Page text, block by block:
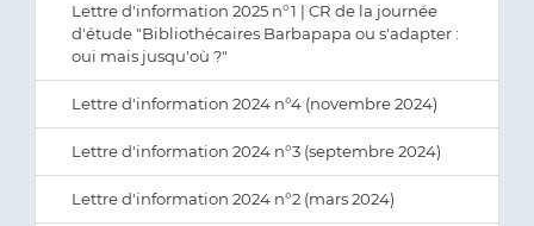
Lettre d'information 2025 n°1 | CR de la journée
d'étude "Bibliothécaires Barbapapa ou s'adapter :
oui mais jusqu'où ?"
Lettre d'information 2024 n°4 (novembre 2024)
Lettre d'information 2024 n°3 (septembre 2024)
Lettre d'information 2024 n°2 (mars 2024)